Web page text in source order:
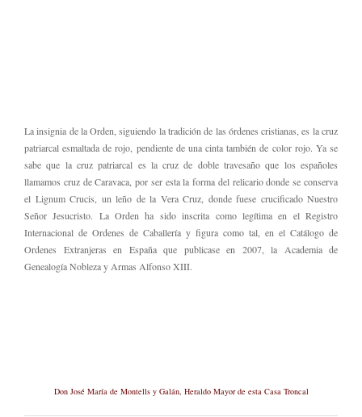
La insignia de la Orden, siguiendo la tradición de las órdenes cristianas, es la cruz
patriarcal esmaltada de rojo, pendiente de una cinta también de color rojo. Ya se
sabe que la cruz patriarcal es la cruz de doble travesaño que los españoles
llamamos cruz de Caravaca, por ser esta la forma del relicario donde se conserva
el Lignum Crucis, un leño de la Vera Cruz, donde fuese crucificado Nuestro
Señor Jesucristo. La Orden ha sido inscrita como legítima en el Registro
Internacional de Ordenes de Caballería y figura como tal, en el Catálogo de
Ordenes Extranjeras en España que publicase en 2007, la Academia de
Genealogía Nobleza y Armas Alfonso XIII.
Don José María de Montells y Galán, Heraldo Mayor de esta Casa Troncal